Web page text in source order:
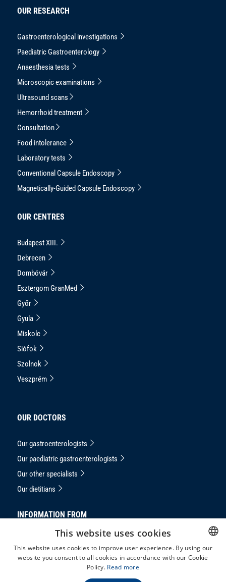
OUR RESEARCH
Gastroenterological investigations
Paediatric Gastroenterology
Anaesthesia tests
Microscopic examinations
Ultrasound scans
Hemorrhoid treatment
Consultation
Food intolerance
Laboratory tests
Conventional Capsule Endoscopy
Magnetically-Guided Capsule Endoscopy
OUR CENTRES
Budapest XIII.
Debrecen
Dombóvár
Esztergom GranMed
Győr
Gyula
Miskolc
Siófok
Szolnok
Veszprém
OUR DOCTORS
Our gastroenterologists
Our paediatric gastroenterologists
Our other specialists
Our dietitians
INFORMATION FROM
masthead
HUNGARIAN
This website uses cookies
This website uses cookies to improve user experience. By using our
website you consent to all cookies in accordance with our Cookie
Policy. Read more